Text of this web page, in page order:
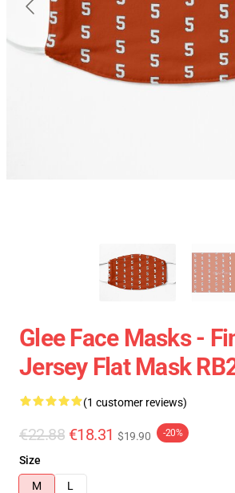
Glee Face Masks -
Jersey Flat Mask
(1 customer reviews)
€22.88 €18.31 $19.90 -20%
Size
M
L